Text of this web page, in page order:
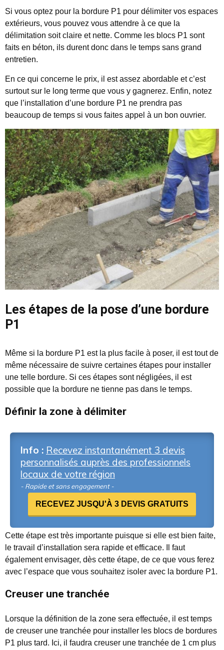
Si vous optez pour la bordure P1 pour délimiter vos espaces
extérieurs, vous pouvez vous attendre à ce que la
délimitation soit claire et nette. Comme les blocs P1 sont
faits en béton, ils durent donc dans le temps sans grand
entretien.
En ce qui concerne le prix, il est assez abordable et c’est
surtout sur le long terme que vous y gagnerez. Enfin, notez
que l’installation d’une bordure P1 ne prendra pas
beaucoup de temps si vous faites appel à un bon ouvrier.
Les étapes de la pose d’une bordure
P1
Même si la bordure P1 est la plus facile à poser, il est tout de
même nécessaire de suivre certaines étapes pour installer
une telle bordure. Si ces étapes sont négligées, il est
possible que la bordure ne tienne pas dans le temps.
Définir la zone à délimiter
Info : Recevez instantanément 3 devis
personnalisés auprès des professionnels
locaux de votre région
- Rapide et sans engagement -
RECEVEZ JUSQU'À 3 DEVIS GRATUITS
Cette étape est très importante puisque si elle est bien faite,
le travail d’installation sera rapide et efficace. Il faut
également envisager, dès cette étape, de ce que vous ferez
avec l’espace que vous souhaitez isoler avec la bordure P1.
Creuser une tranchée
Lorsque la définition de la zone sera effectuée, il est temps
de creuser une tranchée pour installer les blocs de bordures
P1 plus tard. Ici, il faudra creuser une tranchée de 1 cm plus